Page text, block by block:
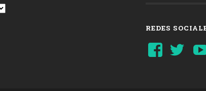
REDES
Ver
perfil
Ver
perfil